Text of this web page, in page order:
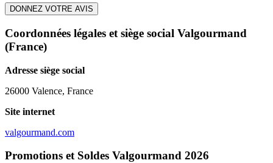
DONNEZ VOTRE AVIS
Coordonnées légales et siège social Valgourmand
(France)
Adresse siège social
26000 Valence, France
Site internet
valgourmand.com
Promotions et Soldes Valgourmand 2026